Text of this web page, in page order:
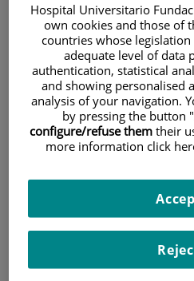
HOME|TRAINING AND
EMPLOYMENT OFFERS
CONVOCATORIA PARA
ASOCIADO A LA AYUDA
contrato
asociado a la
2018-PRE/
Hospital Universitario
own cookies and those of
countries whose
adequate level of data
authentication, statistical
and showing personalised
analysis of your navigation.
by pressing the button "
configure/refuse them their
more information click